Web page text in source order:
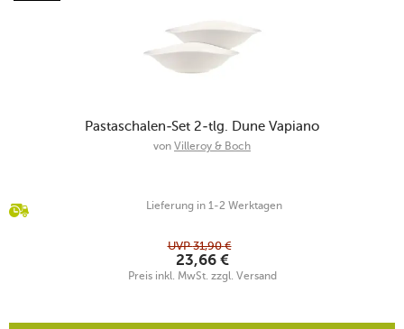
Pastaschalen-Set 2-tlg. Dune Vapiano
von Villeroy & Boch
Lieferung in 1-2 Werktagen
UVP31,90 €
23,66 €
Preis inkl. MwSt. zzgl. Versand